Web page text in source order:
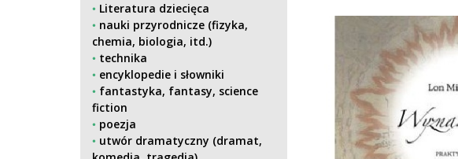
Literatura dziecięca
nauki przyrodnicze (fizyka,
chemia, biologia, itd.)
technika
encyklopedie i słowniki
fantastyka, fantasy, science
fiction
poezja
utwór dramatyczny (dramat,